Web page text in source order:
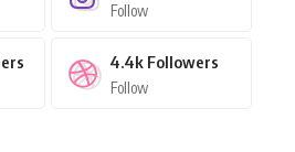
Follow
4.4k Followers
Follow